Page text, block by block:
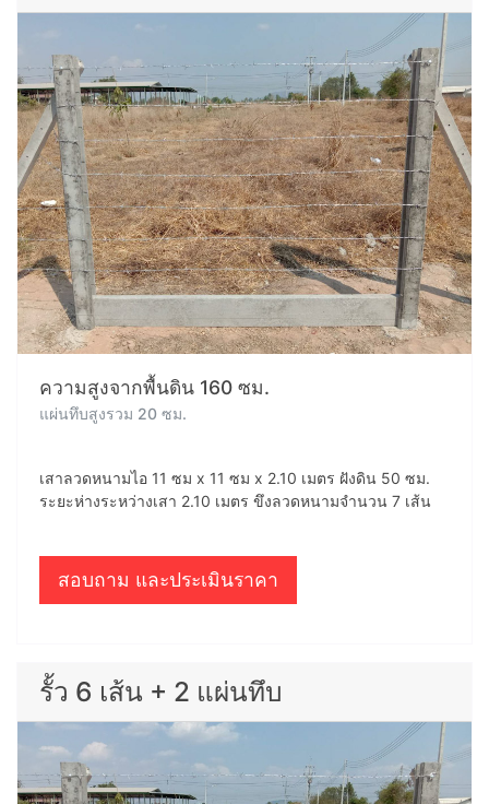
ความสูงจากพื้นดิน 160 ซม.
แผ่นทึบสูงรวม 20 ซม.
เสาลวดหนามไอ 11 ซม x 11 ซม x 2.10 เมตร ฝังดิน 50 ซม.
ระยะห่างระหว่างเสา 2.10 เมตร ขึงลวดหนามจำนวน 7 เส้น
สอบถาม และประเมินราคา
รั้ว 6 เส้น + 2 แผ่นทึบ